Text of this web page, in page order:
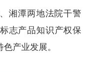
湘潭两地法院干警
志产品知识产权保
产业发展。